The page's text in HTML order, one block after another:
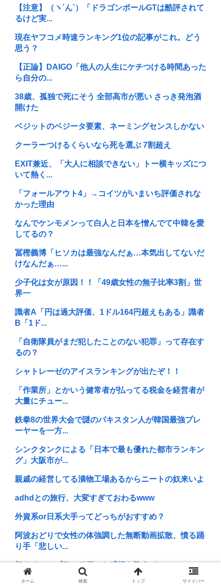
【注意】（ヽ´ん`）「ドラゴンボールGTは酷評されて
るけど実...
現在ヤフコメ時速ランキング1位の記事がこれ。どう
思う？
【正論】DAIGO「他人の人生にケチつける時間あった
ら自分の...
38歳、孤独で死にそう 全部高市が悪い さっき発泡酒
開けた
ベジットのベジータ要素、ネーミングセンスしかない
クーラーつけるくらいなら死を選ぶ 7割超え
EXIT兼近、「大人に相談できない」トー横キッズにつ
いて熱く...
「フォールアウト4」→コイツがいまいち評価されな
かった理由
なんでケンモメンって白人と日本を憎んでて中韓を愛
してるの？
冨樫義博「ヒソカは最強なんだぁ…本気出してないだ
けなんだぁ…...
少子化は女が原因！！「49歳女性の無子比率3割」世
界一
識者A「円は過大評価、1ドル164円超えもある」識者
B「1ド...
「自衛隊員がまだ犯したことのない犯罪」って存在す
るの？
シャトレーゼのアイスランキングが出たぞ！！
「作業所」とかいう健常者が払ってる税金を経営者が
大量にチュー...
鉄拳8の世界大会で謎のパキスタン人が韓国最強プレ
ーヤーを一方...
シンクタンクによる「日本で最も優れた都市ランキン
グ」大阪市が...
親戚の経営してる漬物工場あるからニートの奴来いよ
adhdとの旅行、大変すぎておわるwww
外資系or日系大手ってどっちがおすすめ？
阿波おどりで女性の体強調した無断動画拡散、憤る踊
り手「悲しい...
初めてソープランド行った感想を教えて
39歳で年収240万だけど将来が不安で夏休み楽しめな
ホーム 検索 トップ サイドバー